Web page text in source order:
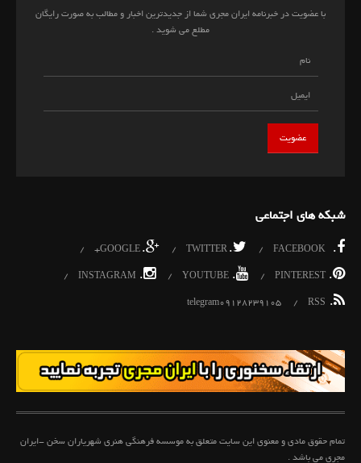
با عضویت در خبرنامه ایران مجری شما از جدیدترین اخبار و مطالب به صورت رایگان
مطلع می شوید .
شبکه های اجتماعی
.
FACEBOOK
.
TWITTER
.
GOOGLE+
.
PINTEREST
.
YOUTUBE
.
INSTAGRAM
.
RSS
telegram09128239105
تمام حقوق مادی و معنوی این سایت متعلق به موسسه فرهنگی هنری شهریاران سخن -ایران
مجری می باشد .